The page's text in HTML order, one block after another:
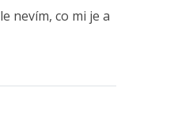
nevím, co mi je a